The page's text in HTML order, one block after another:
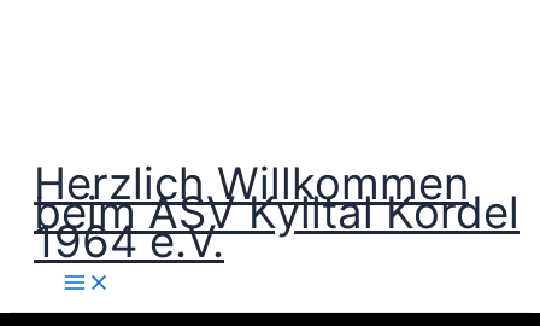
Herzlich Willkommen
beim ASV Kylltal Kordel
1964 e.V.